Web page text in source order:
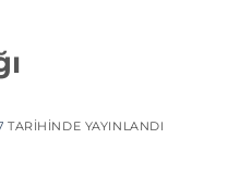
TARIHINDE YAYINLANDI